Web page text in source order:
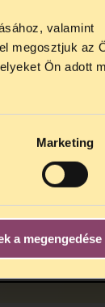
valamint
megosztjuk az
Ön adott
Marketing
a megengedése
én